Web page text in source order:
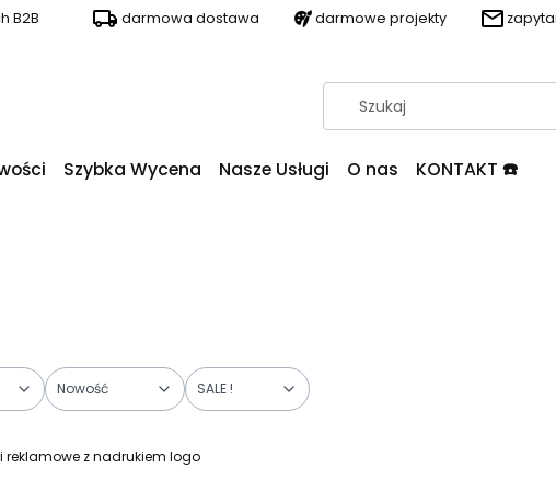
B2B darmowa dostawa darmowe projekty
Szybka Wycena Nasze Usługi O nas KONTAKT ☎️
Nowość SALE !
reklamowe z nadrukiem logo